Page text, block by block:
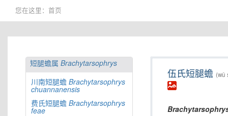
您在这里： 首页
短腿蟾属 Brachytarsophrys
川南短腿蟾 Brachytarsophrys
chuannanensis
费氏短腿蟾 Brachytarsophrys
feae
伍氏短腿蟾 (wǔ